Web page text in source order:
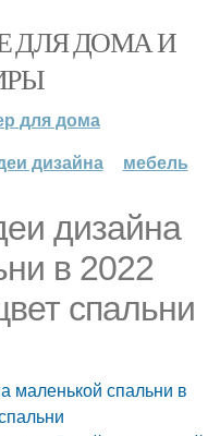
ДЛЯ ДОМА И
для дома
дизайна мебель
дизайна
в 2022
спальни
маленькой спальни в